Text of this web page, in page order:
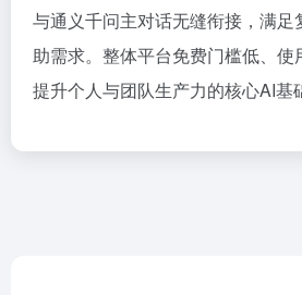
与通义千问主对话无缝衔接，满
助需求。整体平台免费门槛低、使
提升个人与团队生产力的核心AI基